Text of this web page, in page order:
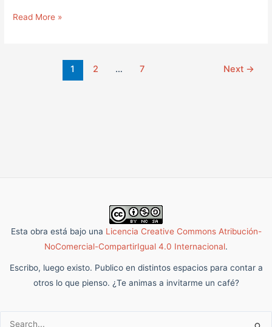
Read More »
1 2 … 7 Next →
Esta obra está bajo una Licencia Creative Commons Atribución-
NoComercial-CompartirIgual 4.0 Internacional.
Escribo, luego existo. Publico en distintos espacios para contar a
otros lo que pienso. ¿Te animas a invitarme un café?